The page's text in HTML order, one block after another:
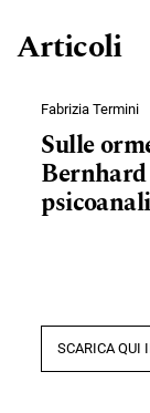
Articoli
Fabrizia Termini
Sulle
SCARICA QUI